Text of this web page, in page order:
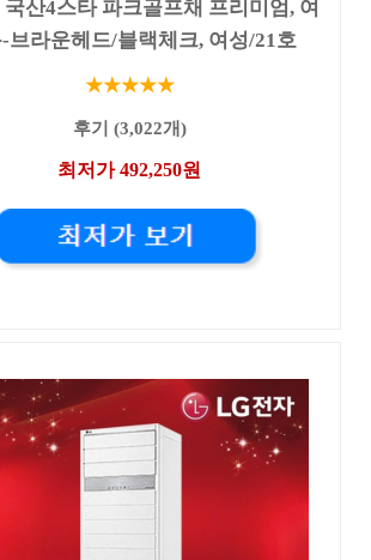
국산4스타 파크골프채 프리미엄, 여
브라운헤드/블랙체크, 여성/21호
★★★★★
후기 (3,022개)
최저가 492,250원